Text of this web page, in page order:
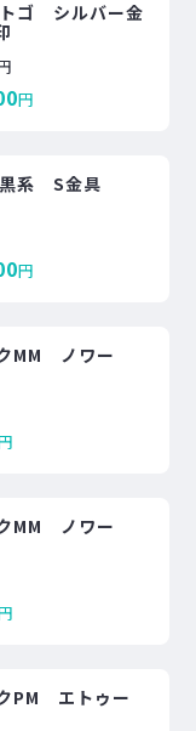
ゴ シルバー金
円
系 S金具
円
MM ノワー
MM ノワー
PM エトゥー